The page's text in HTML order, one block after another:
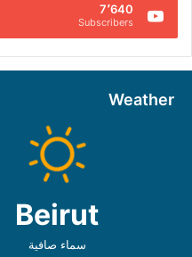
7٬640
Subscribers
Weather
Beirut
سماء صافية